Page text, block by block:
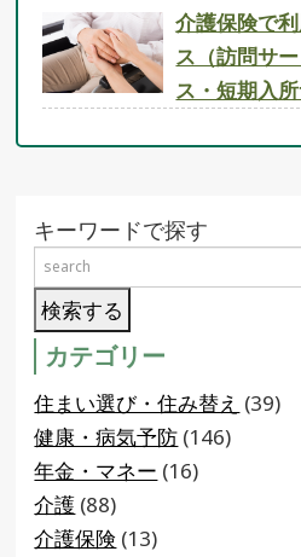
介護保険で
ス（訪問サ
ス・短期入
キーワードで探す
カテゴリー
住まい選び・住み替え (39)
健康・病気予防 (146)
年金・マネー (16)
介護 (88)
介護保険 (13)